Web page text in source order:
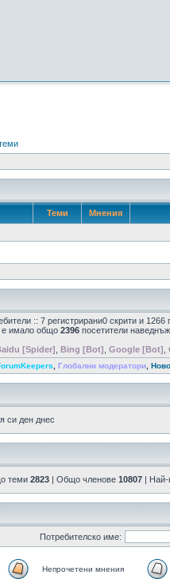
Теми Мнения
:: 7 регистрирани0 скрити и
е имало общо 2396 посетители
[Spider] Bing [Bot] Google [Bot]
Глобални модератори
си ден днес
теми 2823 | Общо членове 10807 |
Потребителско име:
Непрочетени мнения